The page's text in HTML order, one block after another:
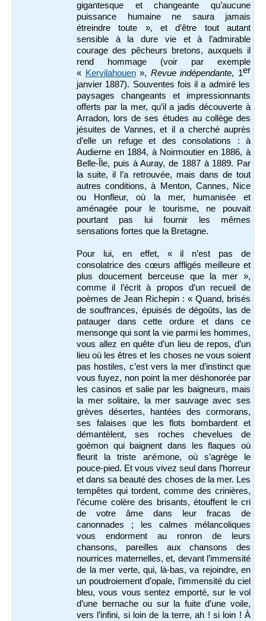
gigantesque et changeante qu’aucune
puissance humaine ne saura jamais
étreindre toute », et d’être tout autant
sensible à la dure vie et à l’admirable
courage des pêcheurs bretons, auxquels il
rend hommage (voir par exemple
« Kervilahouen», Revue indépendante, 1er
janvier 1887). Souventes fois il a admiré les
paysages changeants et impressionnants
offerts par la mer, qu’il a jadis découverte à
Arradon, lors de ses études au collège des
jésuites de Vannes, et il a cherché auprès
d’elle un refuge et des consolations : à
Audierne en 1884, à Noirmoutier en 1886, à
Belle-Île, puis à Auray, de 1887 à 1889. Par
la suite, il l’a retrouvée, mais dans de tout
autres conditions, à Menton, Cannes, Nice
ou Honfleur, où la mer, humanisée et
aménagée pour le tourisme, ne pouvait
pourtant pas lui fournir les mêmes
sensations fortes que la Bretagne.
Pour lui, en effet, « il n’est pas de
consolatrice des cœurs affligés meilleure et
plus doucement berceuse que la mer »,
comme il l’écrit à propos d’un recueil de
poèmes de Jean Richepin : « Quand, brisés
de souffrances, épuisés de dégoûts, las de
patauger dans cette ordure et dans ce
mensonge qui sont la vie parmi les hommes,
vous allez en quête d’un lieu de repos, d’un
lieu où les êtres et les choses ne vous soient
pas hostiles, c’est vers la mer d’instinct que
vous fuyez, non point la mer déshonorée par
les casinos et salie par les baigneurs, mais
la mer solitaire, la mer sauvage avec ses
grèves désertes, hantées des cormorans,
ses falaises que les flots bombardent et
démantèlent, ses roches chevelues de
goémon qui baignent dans les flaques où
fleurit la triste anémone, où s’agrège le
pouce-pied. Et vous vivez seul dans l’horreur
et dans sa beauté des choses de la mer. Les
tempêtes qui tordent, comme des crinières,
l’écume colère des brisants, étouffent le cri
de votre âme dans leur fracas de
canonnades ; les calmes mélancoliques
vous endorment au ronron de leurs
chansons, pareilles aux chansons des
nourrices maternelles, et, devant l’immensité
de la mer verte, qui, là-bas, va rejoindre, en
un poudroiement d’opale, l’immensité du ciel
bleu, vous vous sentez emporté, sur le vol
d’une bernache ou sur la fuite d’une voile,
vers l’infini, si loin de la terre, ah ! si loin ! À